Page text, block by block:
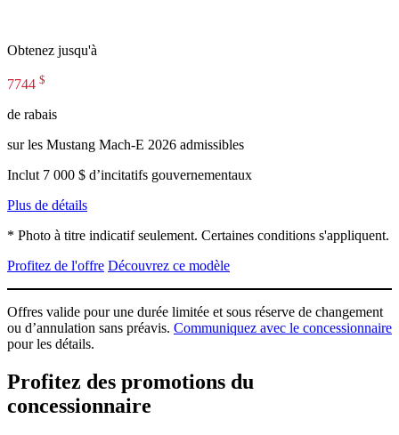
Obtenez jusqu'à
7744 $
de rabais
sur les Mustang Mach-E 2026 admissibles
Inclut 7 000 $ d’incitatifs gouvernementaux
Plus de détails
* Photo à titre indicatif seulement. Certaines conditions s'appliquent.
Profitez de l'offre Découvrez ce modèle
Offres valide pour une durée limitée et sous réserve de changement
ou d’annulation sans préavis. Communiquez avec le concessionnaire
pour les détails.
Profitez des promotions du
concessionnaire